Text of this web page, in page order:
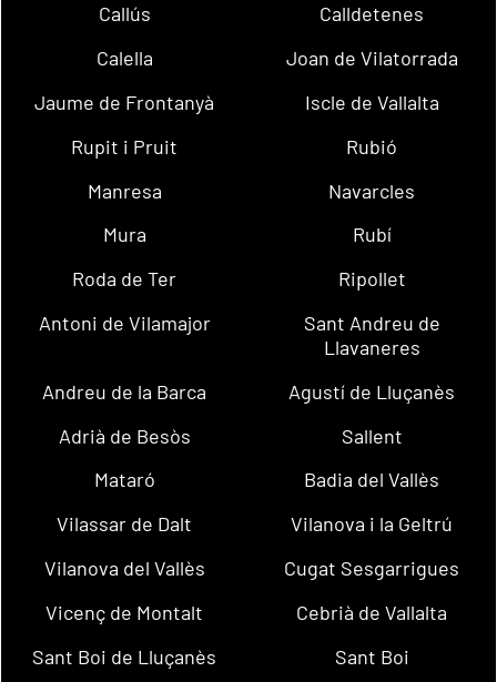
Callús
Calldetenes
Calella
Joan de Vilatorrada
Jaume de Frontanyà
Iscle de Vallalta
Rupit i Pruit
Rubió
Manresa
Navarcles
Mura
Rubí
Roda de Ter
Ripollet
Antoni de Vilamajor
Sant Andreu de
Llavaneres
Andreu de la Barca
Agustí de Lluçanès
Adrià de Besòs
Sallent
Mataró
Badia del Vallès
Vilassar de Dalt
Vilanova i la Geltrú
Vilanova del Vallès
Cugat Sesgarrigues
Vicenç de Montalt
Cebrià de Vallalta
Sant Boi de Lluçanès
Sant Boi